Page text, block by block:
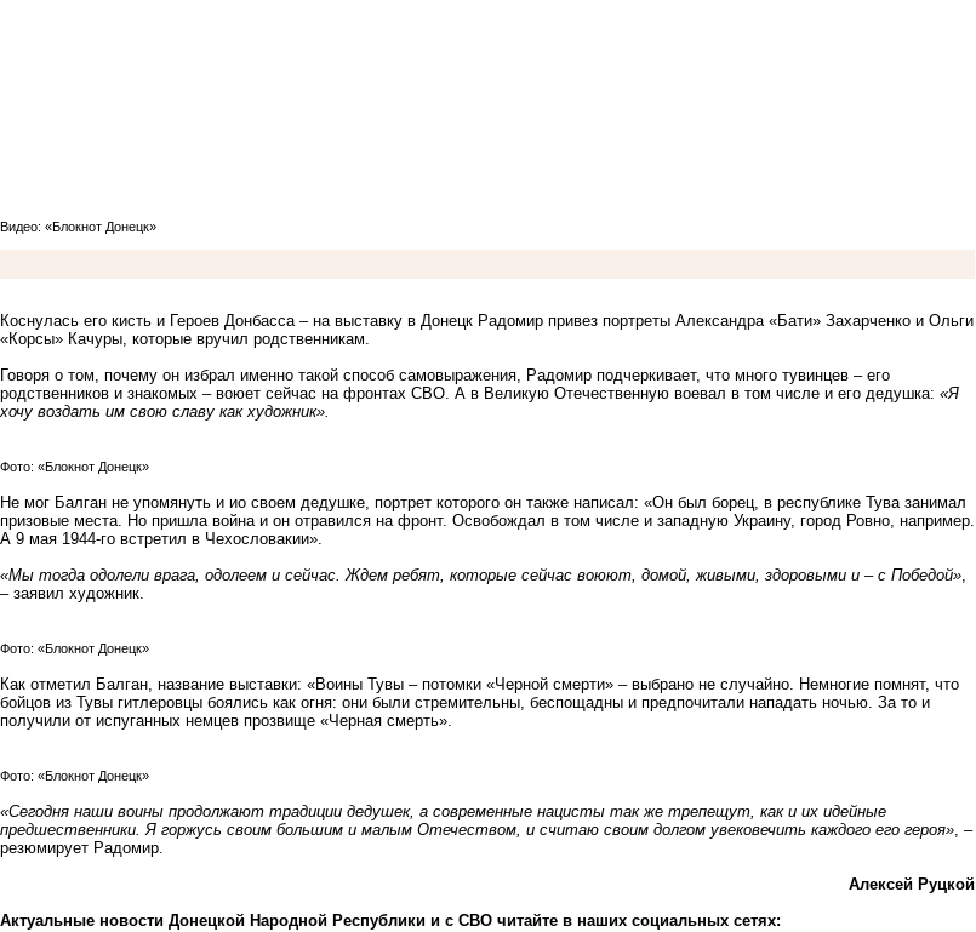
Видео: «Блокнот Донецк»
Коснулась его кисть и Героев Донбасса – на выставку в Донецк Радомир привез портреты Александра «Бати» Захарченко и Ольги
«Корсы» Качуры, которые вручил родственникам.
Говоря о том, почему он избрал именно такой способ самовыражения, Радомир подчеркивает, что много тувинцев – его
родственников и знакомых – воюет сейчас на фронтах СВО. А в Великую Отечественную воевал в том числе и его дедушка: «Я
хочу воздать им свою славу как художник».
Фото: «Блокнот Донецк»
Не мог Балган не упомянуть и ио своем дедушке, портрет которого он также написал: «Он был борец, в республике Тува занимал
призовые места. Но пришла война и он отравился на фронт. Освобождал в том числе и западную Украину, город Ровно, например.
А 9 мая 1944-го встретил в Чехословакии».
«Мы тогда одолели врага, одолеем и сейчас. Ждем ребят, которые сейчас воюют, домой, живыми, здоровыми и – с Победой»,
– заявил художник.
Фото: «Блокнот Донецк»
Как отметил Балган, название выставки: «Воины Тувы – потомки «Черной смерти» – выбрано не случайно. Немногие помнят, что
бойцов из Тувы гитлеровцы боялись как огня: они были стремительны, беспощадны и предпочитали нападать ночью. За то и
получили от испуганных немцев прозвище «Черная смерть».
Фото: «Блокнот Донецк»
«Сегодня наши воины продолжают традиции дедушек, а современные нацисты так же трепещут, как и их идейные
предшественники. Я горжусь своим большим и малым Отечеством, и считаю своим долгом увековечить каждого его героя», –
резюмирует Радомир.
Алексей Руцкой
Актуальные новости Донецкой Народной Республики и с СВО читайте в наших социальных сетях: